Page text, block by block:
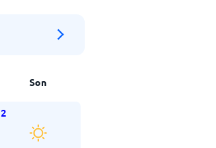
Son
2